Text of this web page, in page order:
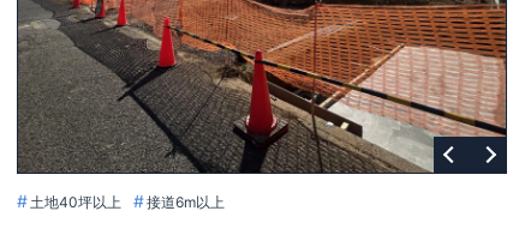
す。建築基準法に定められている暴風による力（500年に1
も損傷を生じないことで耐風最高等級2を取得しています。
栄住宅は土地の仕入れ、設計、施工、販売、メンテナンス
います。 ■アフターサポートもっと詳しく 快適に
期にわたり維持するには、定期的な点検を実施することが
がございます。もちろん、定期点検以外でも万一不具合が
土地40坪以上 接道6m以上